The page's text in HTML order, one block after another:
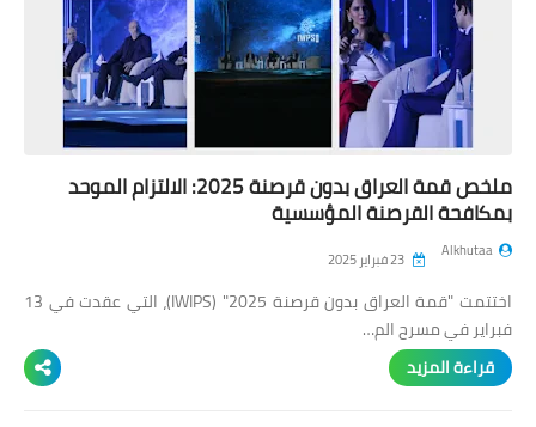
ملخص قمة العراق بدون قرصنة 2025: الالتزام الموحد
بمكافحة القرصنة المؤسسية
Alkhutaa
اختتمت "قمة العراق بدون قرصنة 2025" (IWIPS)، التي عقدت في 13
فبراير في مسرح الم…
قراءة المزيد